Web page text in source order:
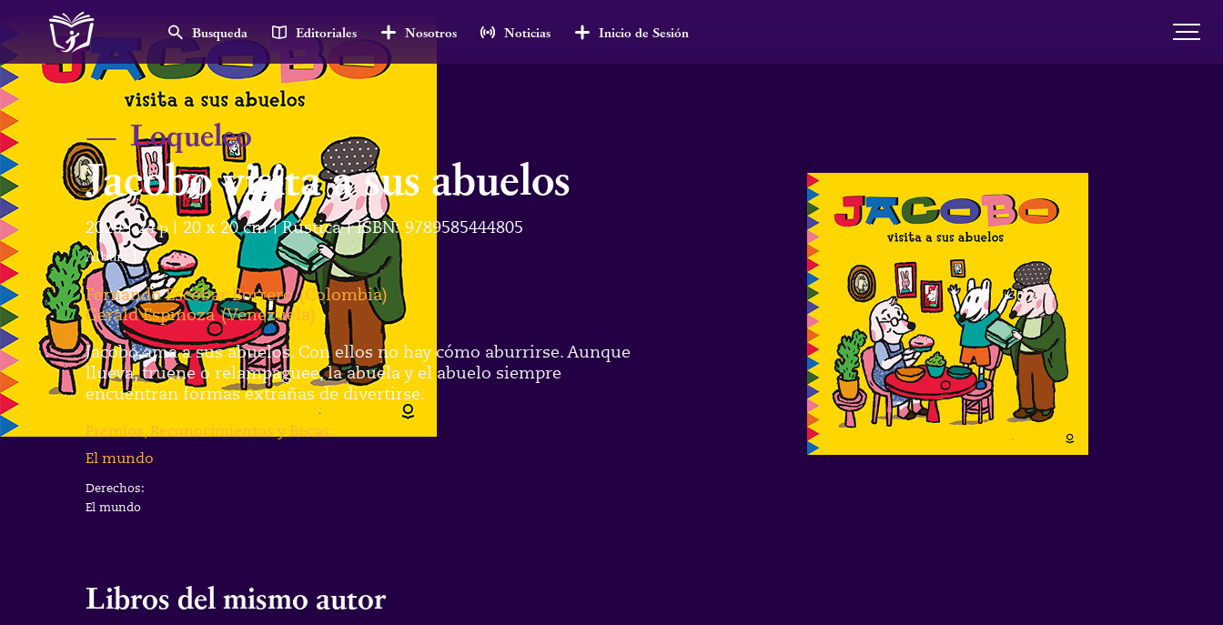
Busqueda Editoriales Nosotros Noticias Inicio de Sesión
— Loqueleo
Jacobo visita a sus abuelos
2020 | 24p 20 x 20 cm | Rústica | ISBN: 9789585444805
Álbum
Fernando Escobar Borrero (Colombia)
Gerald Espinoza (Venezuela)
Jacobo ama a sus abuelos. Con ellos no hay cómo aburrirse. Aunque
llueva, truene o relampaguee, la abuela y el abuelo siempre
encuentran formas extrañas de divertirse.
Premios, Reconocimientos y Becas:
El mundo
Derechos:
El mundo
Libros del mismo autor